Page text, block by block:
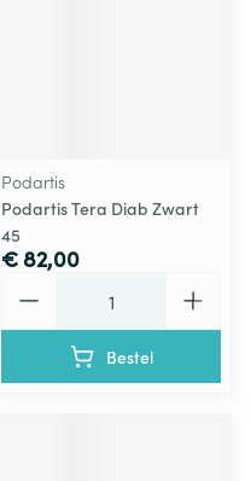
Podartis
Podartis Tera Diab Zwart
45
€ 82,00
Bestel